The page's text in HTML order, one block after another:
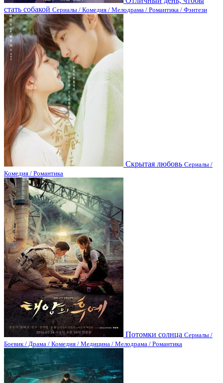
стать собакой Сериалы / Комедия / Мелодрама / Романтика / Фэнтези
Скрытая любовь Сериалы /
Комедия / Романтика
Потомки солнца Сериалы /
Боевик / Драма / Комедия / Медицина / Мелодрама / Романтика